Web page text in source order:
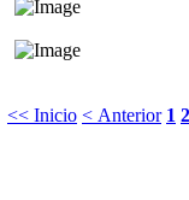
<< Inicio < Anterior 1 2